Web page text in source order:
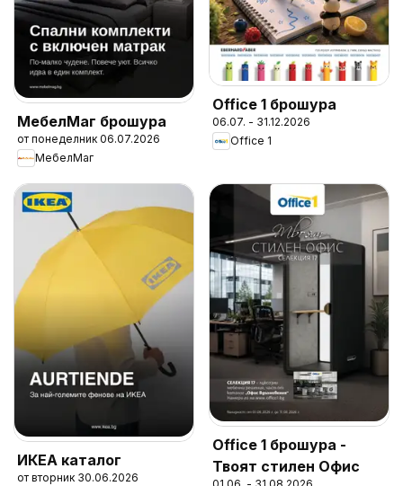
МебелМаг брошура
от понеделник 06.07.2026
МебелМаг
Office 1 брошура
06.07. - 31.12.2026
Office 1
ИКЕА каталог
от вторник 30.06.2026
Office 1 брошура -
Твоят стилен Офис